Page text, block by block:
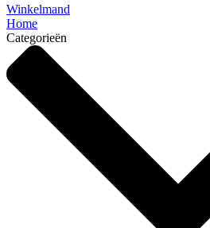
Winkelmand
Home
Categorieën